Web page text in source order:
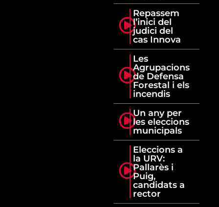
Repassem
l’inici del
judici del
cas Innova
Les
Agrupacions
de Defensa
Forestal i els
incendis
Un any per
les eleccions
municipals
Eleccions a
la URV:
Pallarès i
Puig,
candidats a
rector